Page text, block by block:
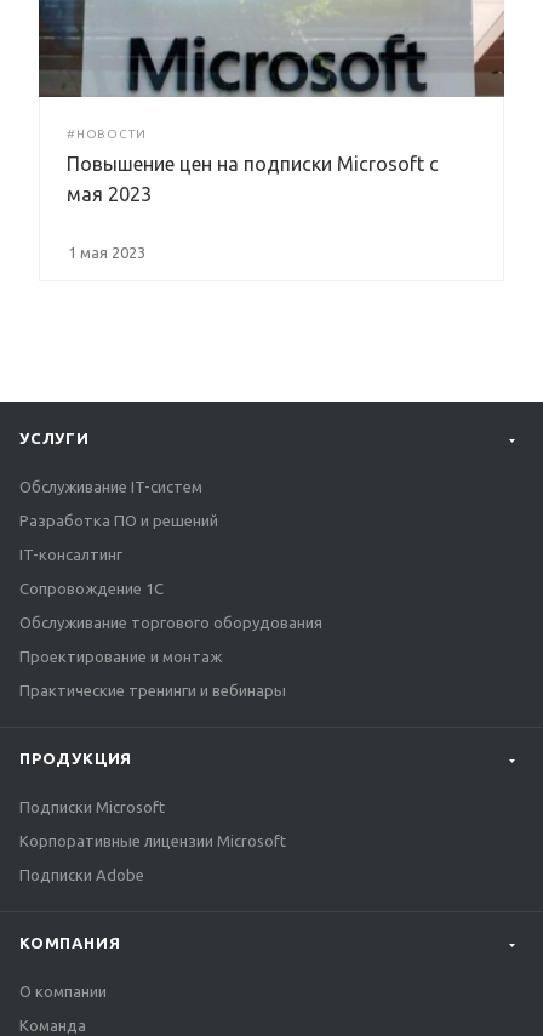
#НОВОСТИ
Повышение цен на подписки Microsoft с
мая 2023
1 мая 2023
УСЛУГИ
Обслуживание IT-систем
Разработка ПО и решений
IT-консалтинг
Сопровождение 1С
Обслуживание торгового оборудования
Проектирование и монтаж
Практические тренинги и вебинары
ПРОДУКЦИЯ
Подписки Microsoft
Корпоративные лицензии Microsoft
Подписки Adobe
КОМПАНИЯ
О компании
Команда